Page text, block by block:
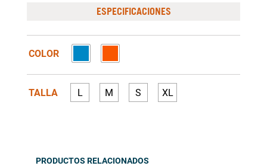
ESPECIFICACIONES
COLOR
TALLA L M S XL
PRODUCTOS RELACIONADOS